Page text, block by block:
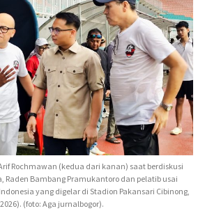
Rochmawan (kedua dari kanan) saat berdiskusi
Raden Bambang Pramukantoro dan pelatib usai
yang digelar di Stadion Pakansari Cibinong,
(foto: Aga jurnalbogor).